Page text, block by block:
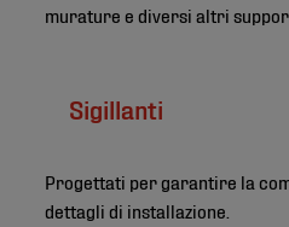
murature e diversi altri
Sigillanti
Progettati per garantire la
dettagli di installazione.